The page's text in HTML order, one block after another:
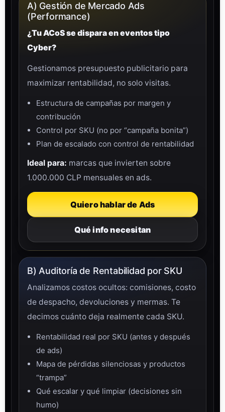
A) Gestión de Mercado Ads
(Performance)
¿Tu ACoS se dispara en eventos tipo
Cyber?
Gestionamos presupuesto publicitario para
maximizar rentabilidad, no solo visitas.
Estructura de campañas por margen y
contribución
Control por SKU (no por “campaña bonita”)
Plan de escalado con control de rentabilidad
Ideal para: marcas que invierten sobre
1.000.000 CLP mensuales en ads.
Quiero hablar de Ads
Qué info necesitan
B) Auditoría de Rentabilidad por SKU
Analizamos costos ocultos: comisiones, costo
de despacho, devoluciones y mermas. Te
decimos cuánto deja realmente cada SKU.
Rentabilidad real por SKU (antes y después
de ads)
Mapa de pérdidas silenciosas y productos
“trampa”
Qué escalar y qué limpiar (decisiones sin
humo)